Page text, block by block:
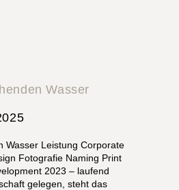
Wasser
Wasser Leistung Corporate
Fotografie Naming Print
2023 – laufend
gelegen, steht das